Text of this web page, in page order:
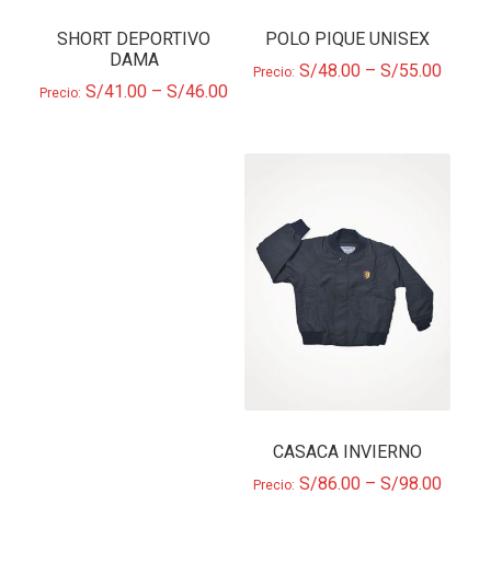
SHORT DEPORTIVO
DAMA
Precio: S/41.00 –S/46.00
POLO PIQUE UNISEX
Precio: S/48.00– S/55.00
CASACA INVIERNO
Precio: S/86.00– S/98.00